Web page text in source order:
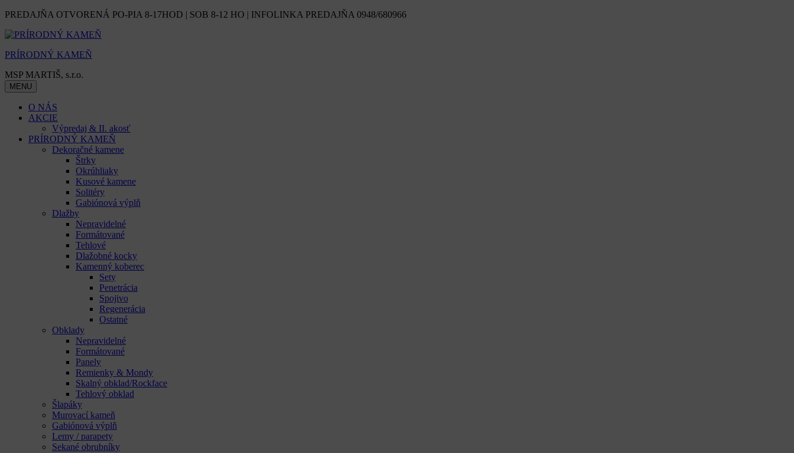
Skip
content
PREDAJŇA OTVORENÁ PO-PIA 8-17HOD | SOB 8-12 HO | INFOLINKA PREDAJŇA 0948/680966
PRÍRODNÝ KAMEŇ
MSP MARTIŠ, s.r.o.
MENU
O NÁS
AKCIE
Výpredaj & II. akosť
PRÍRODNÝ KAMEŇ
Dekoračné kamene
Štrky
Okrúhliaky
Kusové kamene
Solitéry
Gabiónová výplň
Dlažby
Nepravidelné
Formátované
Tehlové
Dlažobné kocky
Kamenný koberec
Sety
Penetrácia
Spojivo
Regenerácia
Ostatné
Obklady
Nepravidelné
Formátované
Panely
Remienky & Mondy
Skalný obklad/Rockface
Tehlový obklad
Šlapáky
Murovací kameň
Gabiónová výplň
Lemy / parapety
Sekané obrubníky